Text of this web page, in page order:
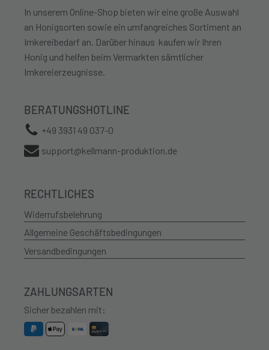
In unserem Online-Shop bieten wir eine große Auswahl
an Honigsorten sowie ein umfangreiches Sortiment an
Imkereibedarf an. Darüber hinaus kaufen wir Ihren
Honig und helfen beim Vermarkten sämtlicher
Imkereierzeugnisse.
BERATUNGSHOTLINE
+49 3931 49 037-0
support@kellmann-produktion.de
RECHTLICHES
Widerrufsbelehrung
Allgemeine Geschäftsbedingungen
Versandbedingungen
ZAHLUNGSARTEN
Sicher bezahlen mit: